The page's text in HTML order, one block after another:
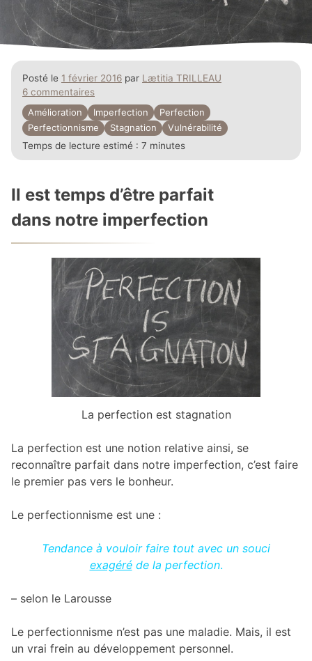
Posté le 1 février 2016 par Lætitia TRILLEAU
6 commentaires
Amélioration
Imperfection
Perfection
Perfectionnisme
Stagnation
Vulnérabilité
Temps de lecture estimé : 7 minutes
Il est temps d’être parfait
dans notre imperfection
La perfection est stagnation
La perfection est une notion relative ainsi, se
reconnaître parfait dans notre imperfection, c’est faire
le premier pas vers le bonheur.
Le perfectionnisme est une :
Tendance à vouloir faire tout avec un souci
exagéréde la perfection.
– selon le Larousse
Le perfectionnisme n’est pas une maladie. Mais, il est
un vrai frein au développement personnel.